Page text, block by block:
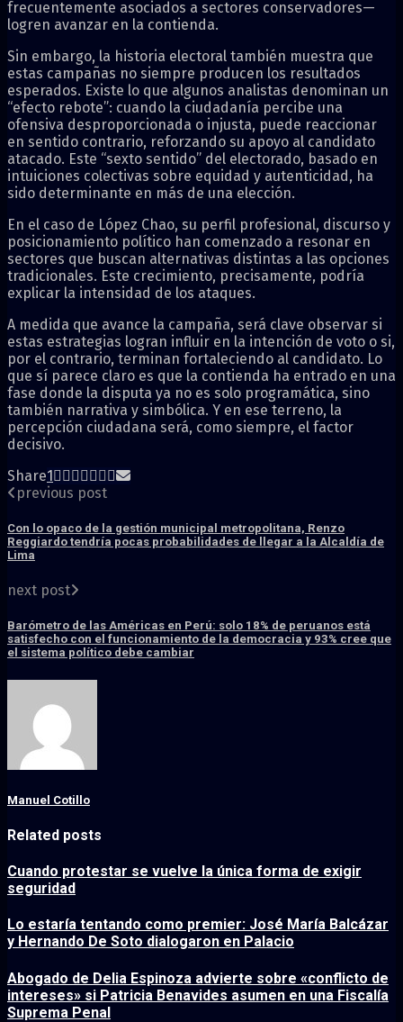
frecuentemente asociados a sectores conservadores—
logren avanzar en la contienda.
Sin embargo, la historia electoral también muestra que
estas campañas no siempre producen los resultados
esperados. Existe lo que algunos analistas denominan un
“efecto rebote”: cuando la ciudadanía percibe una
ofensiva desproporcionada o injusta, puede reaccionar
en sentido contrario, reforzando su apoyo al candidato
atacado. Este “sexto sentido” del electorado, basado en
intuiciones colectivas sobre equidad y autenticidad, ha
sido determinante en más de una elección.
En el caso de López Chao, su perfil profesional, discurso y
posicionamiento político han comenzado a resonar en
sectores que buscan alternativas distintas a las opciones
tradicionales. Este crecimiento, precisamente, podría
explicar la intensidad de los ataques.
A medida que avance la campaña, será clave observar si
estas estrategias logran influir en la intención de voto o si,
por el contrario, terminan fortaleciendo al candidato. Lo
que sí parece claro es que la contienda ha entrado en una
fase donde la disputa ya no es solo programática, sino
también narrativa y simbólica. Y en ese terreno, la
percepción ciudadana será, como siempre, el factor
decisivo.
Share1
previous post
Con lo opaco de la gestión municipal metropolitana, Renzo
Reggiardo tendría pocas probabilidades de llegar a la Alcaldía de
Lima
next post
Barómetro de las Américas en Perú: solo 18% de peruanos está
satisfecho con el funcionamiento de la democracia y 93% cree que
el sistema político debe cambiar
Manuel Cotillo
Related posts
Cuando protestar se vuelve la única forma de exigir
seguridad
Lo estaría tentando como premier: José María Balcázar
y Hernando De Soto dialogaron en Palacio
Abogado de Delia Espinoza advierte sobre «conflicto de
intereses» si Patricia Benavides asumen en una Fiscalía
Suprema Penal